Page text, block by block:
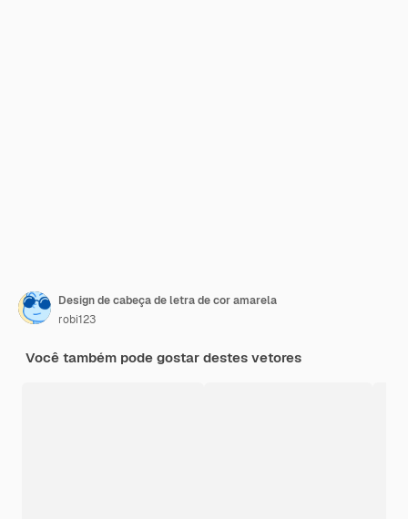
Design de cabeça de letra de cor amarela
robi123
Você também pode gostar destes vetores